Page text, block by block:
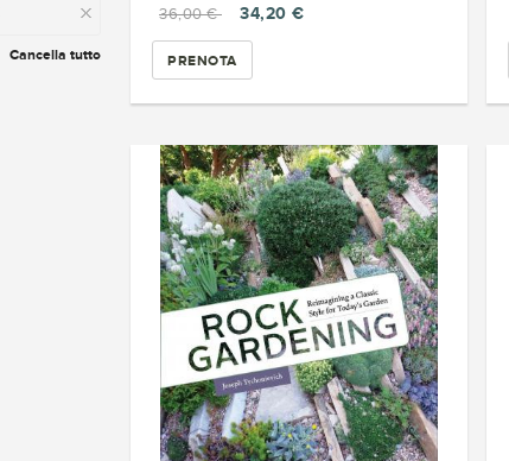
36,00 €
34,20 €
PRENOTA
Cancella tutto